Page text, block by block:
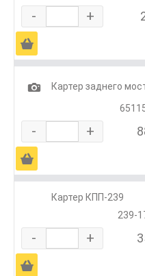
- +
Ä
1
Картер заднего
- +
Ä
Картер КПП-239
239-
- +
Ä